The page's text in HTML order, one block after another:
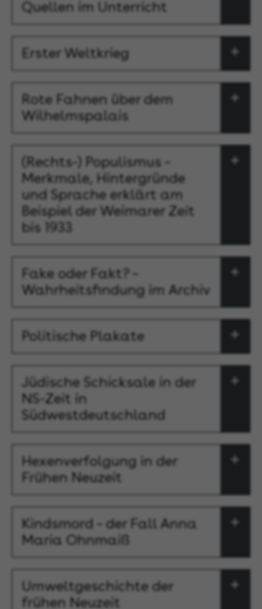
Quellen im Unterricht
Erster Weltkrieg
Rote Fahnen über dem
Wilhelmspalais
(Rechts-) Populismus –
Merkmale, Hintergründe
und Sprache erklärt am
Beispiel der Weimarer Zeit
bis 1933
Fake oder Fakt? –
Wahrheitsfindung im Archiv
Politische Plakate
Jüdische Schicksale in der
NS-Zeit in
Südwestdeutschland
Hexenverfolgung in der
Frühen Neuzeit
Kindsmord – der Fall Anna
Maria Ohnmaiß
Umweltgeschichte der
frühen Neuzeit